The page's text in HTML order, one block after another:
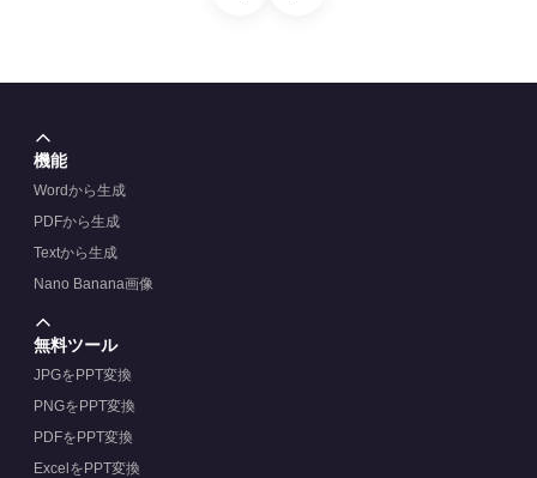
機能
Wordから生成
PDFから生成
Textから生成
Nano Banana画像
無料ツール
JPGをPPT変換
PNGをPPT変換
PDFをPPT変換
ExcelをPPT変換